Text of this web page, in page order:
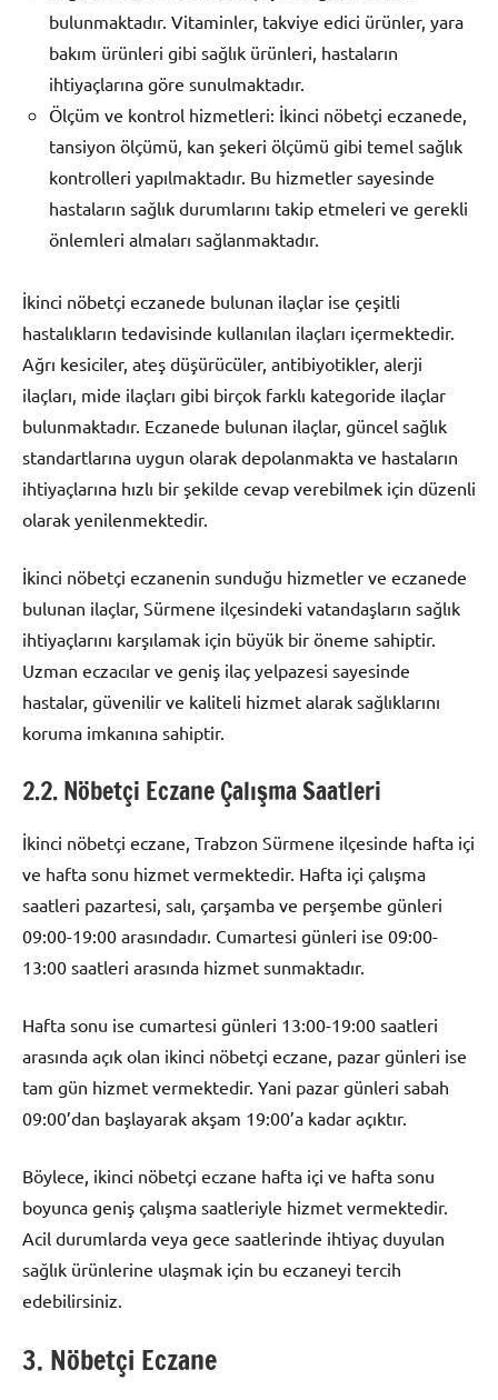
bulunmaktadır. Vitaminler, takviye edici ürünler, yara
bakım ürünleri gibi sağlık ürünleri, hastaların
ihtiyaçlarına göre sunulmaktadır.
Ölçüm ve kontrol hizmetleri: İkinci nöbetçi eczanede,
tansiyon ölçümü, kan şekeri ölçümü gibi temel sağlık
kontrolleri yapılmaktadır. Bu hizmetler sayesinde
hastaların sağlık durumlarını takip etmeleri ve gerekli
önlemleri almaları sağlanmaktadır.
İkinci nöbetçi eczanede bulunan ilaçlar ise çeşitli
hastalıkların tedavisinde kullanılan ilaçları içermektedir.
Ağrı kesiciler, ateş düşürücüler, antibiyotikler, alerji
ilaçları, mide ilaçları gibi birçok farklı kategoride ilaçlar
bulunmaktadır. Eczanede bulunan ilaçlar, güncel sağlık
standartlarına uygun olarak depolanmakta ve hastaların
ihtiyaçlarına hızlı bir şekilde cevap verebilmek için düzenli
olarak yenilenmektedir.
İkinci nöbetçi eczanenin sunduğu hizmetler ve eczanede
bulunan ilaçlar, Sürmene ilçesindeki vatandaşların sağlık
ihtiyaçlarını karşılamak için büyük bir öneme sahiptir.
Uzman eczacılar ve geniş ilaç yelpazesi sayesinde
hastalar, güvenilir ve kaliteli hizmet alarak sağlıklarını
koruma imkanına sahiptir.
2.2. Nöbetçi Eczane Çalışma Saatleri
İkinci nöbetçi eczane, Trabzon Sürmene ilçesinde hafta içi
ve hafta sonu hizmet vermektedir. Hafta içi çalışma
saatleri pazartesi, salı, çarşamba ve perşembe günleri
09:00-19:00 arasındadır. Cumartesi günleri ise 09:00-
13:00 saatleri arasında hizmet sunmaktadır.
Hafta sonu ise cumartesi günleri 13:00-19:00 saatleri
arasında açık olan ikinci nöbetçi eczane, pazar günleri ise
tam gün hizmet vermektedir. Yani pazar günleri sabah
09:00’dan başlayarak akşam 19:00’a kadar açıktır.
Böylece, ikinci nöbetçi eczane hafta içi ve hafta sonu
boyunca geniş çalışma saatleriyle hizmet vermektedir.
Acil durumlarda veya gece saatlerinde ihtiyaç duyulan
sağlık ürünlerine ulaşmak için bu eczaneyi tercih
edebilirsiniz.
3. Nöbetçi Eczane